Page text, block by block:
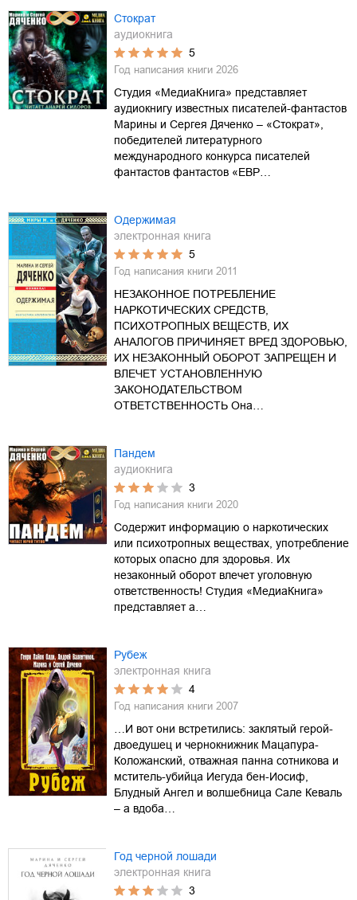
Стократ
аудиокнига
5
Год написания книги 2026
Студия «МедиаКнига» представляет
аудиокнигу известных писателей-фантастов
Марины и Сергея Дяченко – «Стократ»,
победителей литературного
международного конкурса писателей
фантастов фантастов «ЕВР…
Одержимая
электронная книга
5
Год написания книги 2011
НЕЗАКОННОЕ ПОТРЕБЛЕНИЕ
НАРКОТИЧЕСКИХ СРЕДСТВ,
ПСИХОТРОПНЫХ ВЕЩЕСТВ, ИХ
АНАЛОГОВ ПРИЧИНЯЕТ ВРЕД ЗДОРОВЬЮ,
ИХ НЕЗАКОННЫЙ ОБОРОТ ЗАПРЕЩЕН И
ВЛЕЧЕТ УСТАНОВЛЕННУЮ
ЗАКОНОДАТЕЛЬСТВОМ
ОТВЕТСТВЕННОСТЬ Она…
Пандем
аудиокнига
3
Год написания книги 2020
Содержит информацию о наркотических
или психотропных веществах, употребление
которых опасно для здоровья. Их
незаконный оборот влечет уголовную
ответственность! Студия «МедиаКнига»
представляет а…
Рубеж
электронная книга
4
Год написания книги 2007
…И вот они встретились: заклятый герой-
двоедушец и чернокнижник Мацапура-
Коложанский, отважная панна сотникова и
мститель-убийца Иегуда бен-Иосиф,
Блудный Ангел и волшебница Сале Кеваль
– а вдоба…
Год черной лошади
электронная книга
3